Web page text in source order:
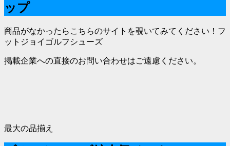
ップ
商品がなかったらこちらのサイトを覗いてみてください！フ
ットジョイゴルフシューズ
掲載企業への直接のお問い合わせはご遠慮ください。
最大の品揃え